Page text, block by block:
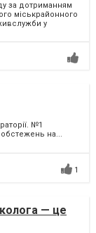
за дотриманням
міськрайонного
у
№1
обстежень на...
1
— це